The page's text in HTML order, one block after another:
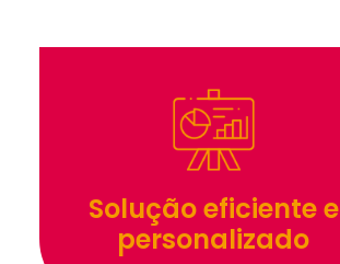
Solução eficiente e
personalizado